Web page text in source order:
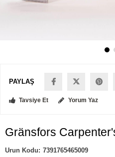
PAYLAŞ
Tavsiye Et Yorum Yaz
Gränsfors
7391765465009